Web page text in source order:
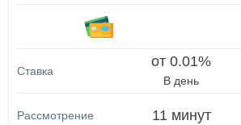
от 0.01%
В день
11 минут